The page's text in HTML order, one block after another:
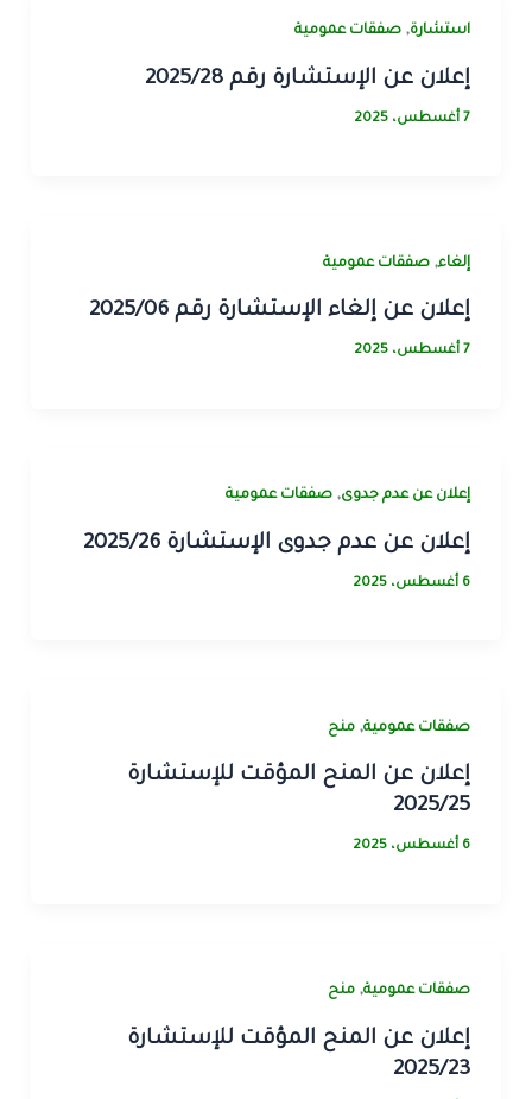
استشارة, صفقات عمومية
إعلان عن الإستشارة رقم 2025/28
7 أغسطس، 2025
إلغاء, صفقات عمومية
إعلان عن إلغاء الإستشارة رقم 2025/06
7 أغسطس، 2025
إﻋﻼن ﻋﻦ ﻋﺪم ﺟﺪوى, صفقات عمومية
إعلان عن عدم جدوى الإستشارة 2025/26
6 أغسطس، 2025
صفقات عمومية, منح
إعلان عن المنح المؤقت للإستشارة
2025/25
6 أغسطس، 2025
صفقات عمومية, منح
إعلان عن المنح المؤقت للإستشارة
2025/23